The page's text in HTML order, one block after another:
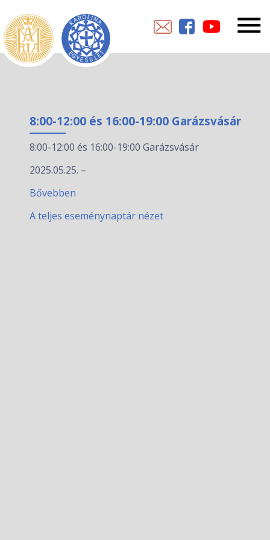
8:00-12:00 és 16:00-19:00 Garázsvásár
8:00-12:00 és 16:00-19:00 Garázsvásár
2025.05.25. –
Bővebben
A teljes eseménynaptár nézet